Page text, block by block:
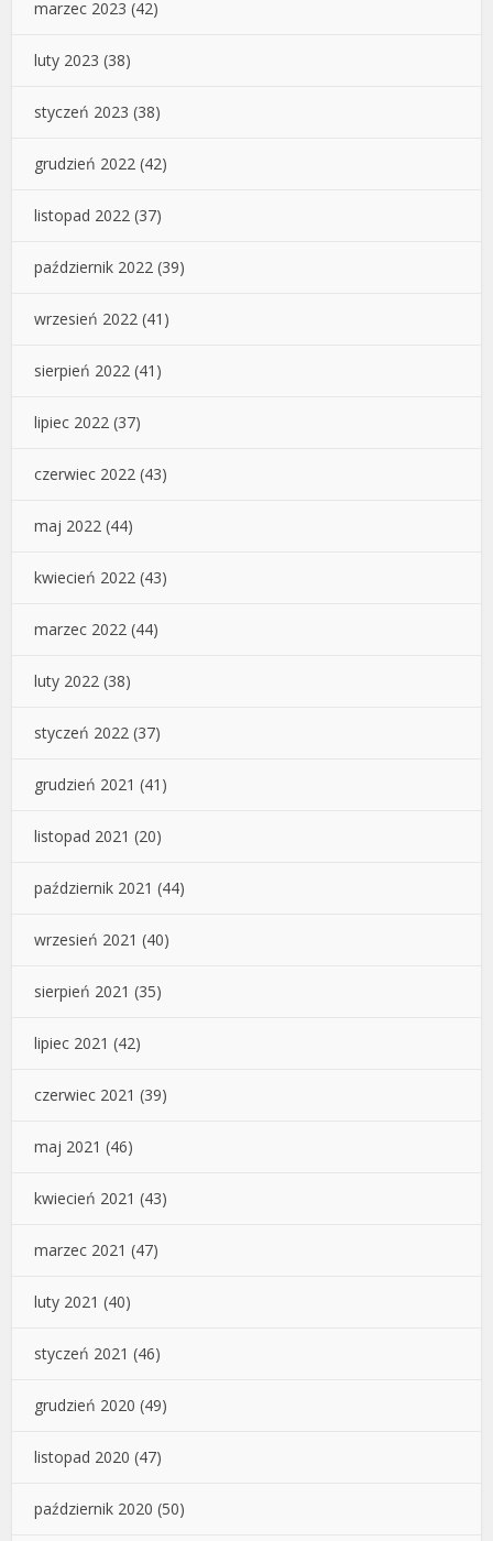
marzec 2023 (42)
luty 2023 (38)
styczeń 2023 (38)
grudzień 2022 (42)
listopad 2022 (37)
październik 2022 (39)
wrzesień 2022 (41)
sierpień 2022 (41)
lipiec 2022 (37)
czerwiec 2022 (43)
maj 2022 (44)
kwiecień 2022 (43)
marzec 2022 (44)
luty 2022 (38)
styczeń 2022 (37)
grudzień 2021 (41)
listopad 2021 (20)
październik 2021 (44)
wrzesień 2021 (40)
sierpień 2021 (35)
lipiec 2021 (42)
czerwiec 2021 (39)
maj 2021 (46)
kwiecień 2021 (43)
marzec 2021 (47)
luty 2021 (40)
styczeń 2021 (46)
grudzień 2020 (49)
listopad 2020 (47)
październik 2020 (50)